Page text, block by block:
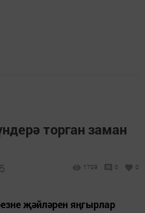
торган заман
1709 0 0
җәйләрен яңгырлар